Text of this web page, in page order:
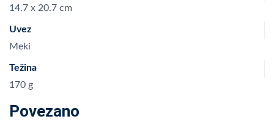
14.7 x 20.7 cm
Uvez
Meki
Težina
170 g
Povezano